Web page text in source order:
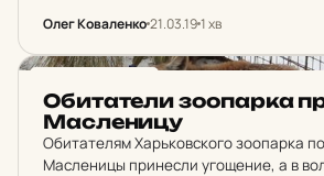
Олег Коваленко21.03.191 хв
Оби­та­те­ли зо­о­пар­ка
Мас­ле­ни­цу
Обитателям Харьковского зоопарка
Масленицы принесли угощение, а в